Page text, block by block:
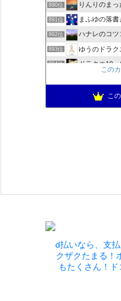
890位 りんりのま
891位 まふゆの落書
892位 ハナレのコツ
893位 ゆうのドラク
894位 ドラクエ10
ぱーりーの
この
こ
d払いなら、支
クザクたまる！
もたくさん！